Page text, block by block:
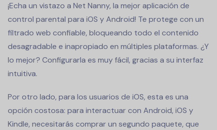
¡Echa un vistazo a Net Nanny, la mejor aplicación de
control parental para iOS y Android! Te protege con un
filtrado web confiable, bloqueando todo el contenido
desagradable e inapropiado en múltiples plataformas. ¿Y
lo mejor? Configurarla es muy fácil, gracias a su interfaz
intuitiva.
Por otro lado, para los usuarios de iOS, esta es una
opción costosa: para interactuar con Android, iOS y
Kindle, necesitarás comprar un segundo paquete, que